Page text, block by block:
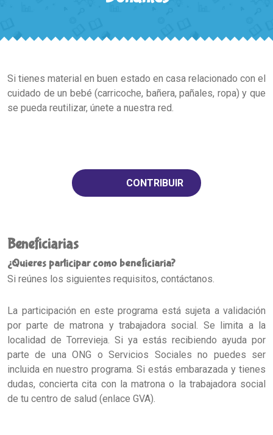
Si tienes material en buen estado en casa relacionado con el
cuidado de un bebé (carricoche, bañera, pañales, ropa) y que
se pueda reutilizar, únete a nuestra red.
CONTRIBUIR
Beneficiarias
¿Quieres participar como beneficiaria?
Si reúnes los siguientes requisitos, contáctanos.
La participación en este programa está sujeta a validación
por parte de matrona y trabajadora social. Se limita a la
localidad de Torrevieja. Si ya estás recibiendo ayuda por
parte de una ONG o Servicios Sociales no puedes ser
incluida en nuestro programa. Si estás embarazada y tienes
dudas, concierta cita con la matrona o la trabajadora social
de tu centro de salud (enlace GVA).